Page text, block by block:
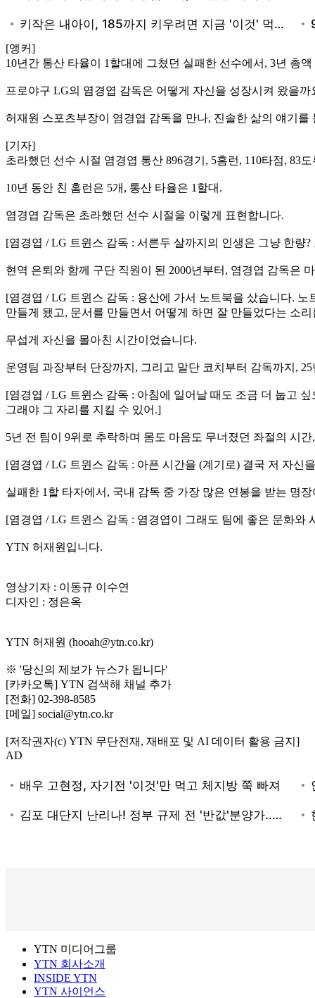
[앵커]
10년간 통산 타율이 1할대에 그쳤던 실패한 선수에서, 3년 총
프로야구 LG의 염경엽 감독은 어떻게 자신을 성장시켜 왔을까
허재원 스포츠부장이 염경엽 감독을 만나, 진솔한 삶의 얘기를
[기자]
초라했던 선수 시절 염경엽 통산 896경기, 5홈런, 110타점, 83
10년 동안 친 홈런은 5개, 통산 타율은 1할대.
염경엽 감독은 초라했던 선수 시절을 이렇게 표현합니다.
[염경엽 / LG 트윈스 감독 : 서른두 살까지의 인생은 그냥 한
현역 은퇴와 함께 구단 직원이 된 2000년부터, 염경엽 감독은
[염경엽 / LG 트윈스 감독 : 용산에 가서 노트북을 샀습니다.
만들게 됐고, 문서를 만들면서 어떻게 하면 잘 만들었다는 소
무섭게 자신을 몰아친 시간이었습니다.
운영팀 과장부터 단장까지, 그리고 말단 코치부터 감독까지,
[염경엽 / LG 트윈스 감독 : 아침에 일어날 때도 조금 더 눕고
그래야 그 자리를 지킬 수 있어.]
5년 전 팀이 9위로 추락하며 몸도 마음도 무너졌던 좌절의 시
[염경엽 / LG 트윈스 감독 : 아픈 시간을 (계기로) 결국 저 자
실패한 1할 타자에서, 국내 감독 중 가장 많은 연봉을 받는 명
[염경엽 / LG 트윈스 감독 : 염경엽이 그래도 팀에 좋은 문화
YTN 허재원입니다.
영상기자 : 이동규 이수연
디자인 : 정은옥
YTN 허재원 (hooah@ytn.co.kr)
※ '당신의 제보가 뉴스가 됩니다'
[카카오톡] YTN 검색해 채널 추가
[전화] 02-398-8585
[메일] social@ytn.co.kr
[저작권자(c) YTN 무단전재, 재배포 및 AI 데이터 활용 금지]
AD
YTN 미디어그룹
YTN 회사소개
INSIDE YTN
YTN 사이언스